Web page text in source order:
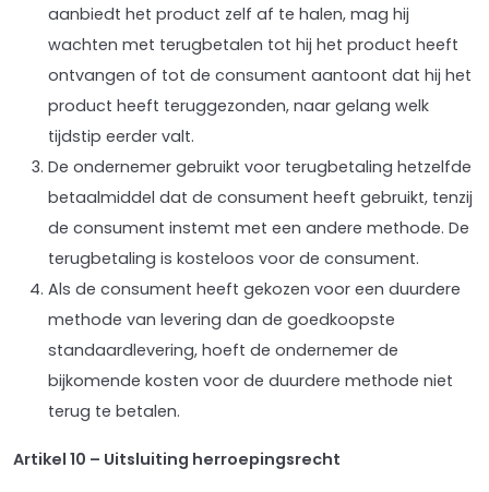
aanbiedt het product zelf af te halen, mag hij
wachten met terugbetalen tot hij het product heeft
ontvangen of tot de consument aantoont dat hij het
product heeft teruggezonden, naar gelang welk
tijdstip eerder valt.
De ondernemer gebruikt voor terugbetaling hetzelfde
betaalmiddel dat de consument heeft gebruikt, tenzij
de consument instemt met een andere methode. De
terugbetaling is kosteloos voor de consument.
Als de consument heeft gekozen voor een duurdere
methode van levering dan de goedkoopste
standaardlevering, hoeft de ondernemer de
bijkomende kosten voor de duurdere methode niet
terug te betalen.
Artikel 10 – Uitsluiting herroepingsrecht